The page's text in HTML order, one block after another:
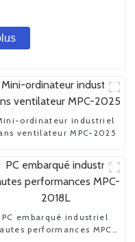
ordinateur industriel
ventilateur MPC-2025
PC embarqué industriel
performances MPC-